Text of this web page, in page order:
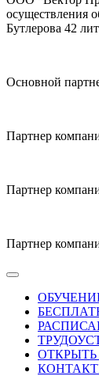
осуществления
Бутлерова 42
Основной
Партнер
Партнер
Партнер
ОТКРЫТЬ